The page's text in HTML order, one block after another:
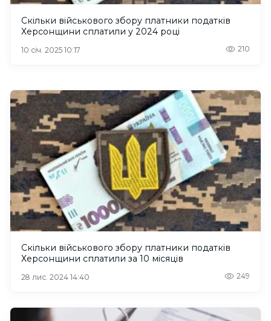
Скільки військового збору платники податків
Херсонщини сплатили у 2024 році
10 січ. 2025 10:17 210
Скільки військового збору платники податків
Херсонщини сплатили за 10 місяців
28 лис. 2024 14:40 249